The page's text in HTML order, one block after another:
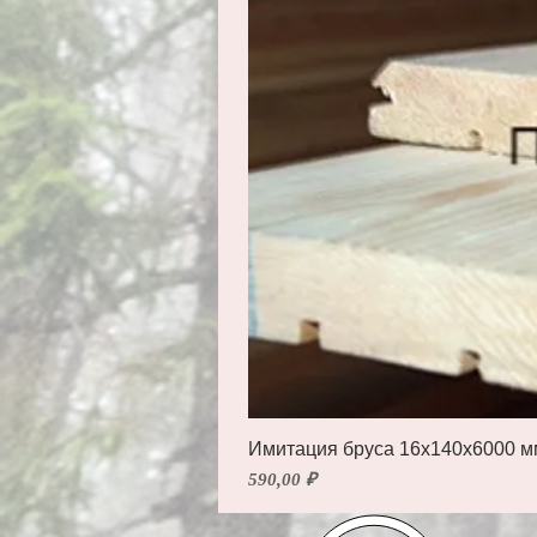
Имитация бруса 16х140х6000
Цена
590,00 ₽